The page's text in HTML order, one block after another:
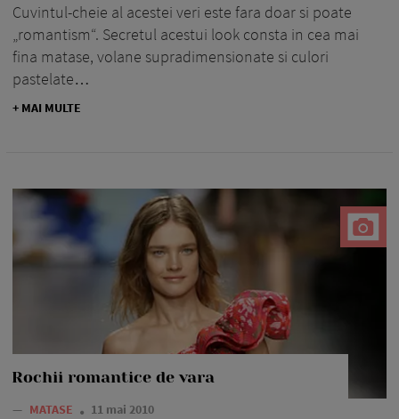
Cuvintul-cheie al acestei veri este fara doar si poate
„romantism“. Secretul acestui look consta in cea mai
fina matase, volane supradimensionate si culori
pastelate…
+ MAI MULTE
Rochii romantice de vara
— MATASE 11 mai 2010